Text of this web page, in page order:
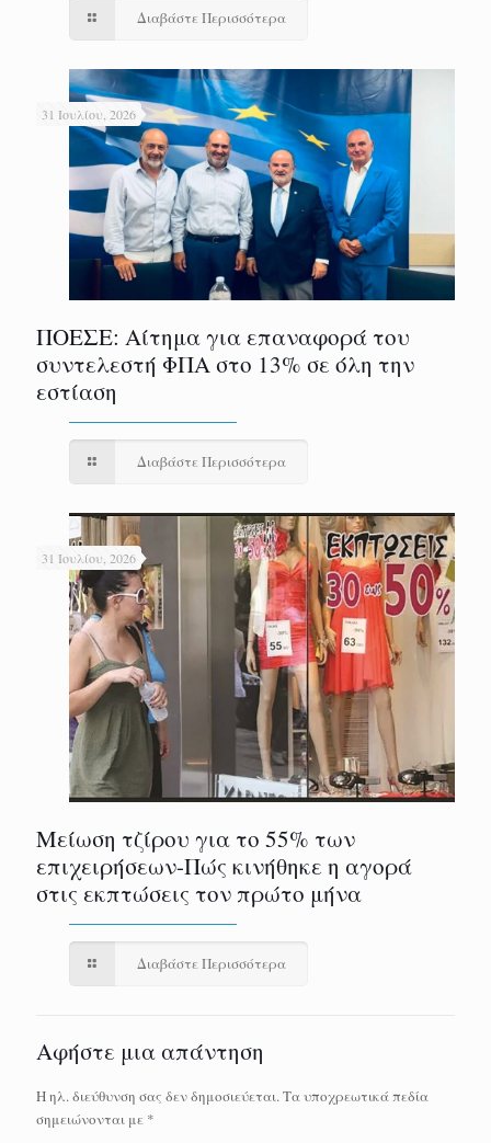
Διαβάστε Περισσότερα
31 Ιουλίου, 2026
ΠΟΕΣΕ: Αίτημα για επαναφορά του
συντελεστή ΦΠΑ στο 13% σε όλη την
εστίαση
Διαβάστε Περισσότερα
31 Ιουλίου, 2026
Μείωση τζίρου για το 55% των
επιχειρήσεων-Πώς κινήθηκε η αγορά
στις εκπτώσεις τον πρώτο μήνα
Διαβάστε Περισσότερα
Αφήστε μια απάντηση
Η ηλ. διεύθυνση σας δεν δημοσιεύεται. Τα υποχρεωτικά πεδία
σημειώνονται με *